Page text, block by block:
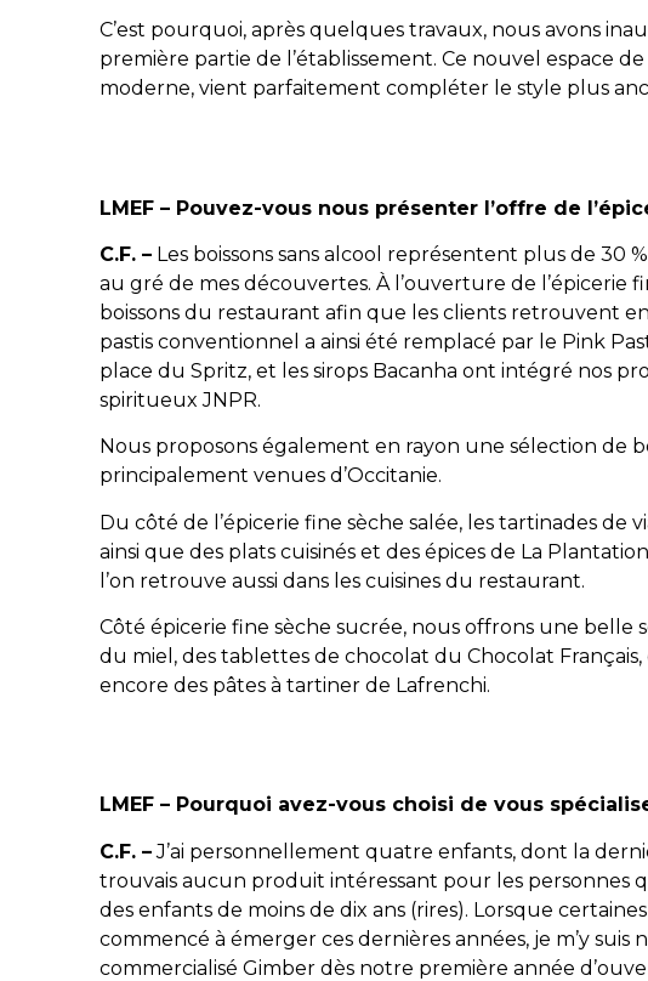
C’est pourquoi, après quelques travaux, nous avons
première partie de l’établissement. Ce nouvel espace
moderne, vient parfaitement compléter le style plus
LMEF – Pouvez-vous nous présenter l’offre de
C.F. – Les boissons sans alcool représentent plus de 30
au gré de mes découvertes. À l’ouverture de l’épicerie
boissons du restaurant afin que les clients retrouvent
pastis conventionnel a ainsi été remplacé par le Pink
place du Spritz, et les sirops Bacanha ont intégré nos
spiritueux JNPR.
Nous proposons également en rayon une sélection de
principalement venues d’Occitanie.
Du côté de l’épicerie fine sèche salée, les tartinades de
ainsi que des plats cuisinés et des épices de La
l’on retrouve aussi dans les cuisines du restaurant.
Côté épicerie fine sèche sucrée, nous offrons une
du miel, des tablettes de chocolat du Chocolat
encore des pâtes à tartiner de Lafrenchi.
LMEF – Pourquoi avez-vous choisi de vous
C.F. –J’ai personnellement quatre enfants, dont la
trouvais aucun produit intéressant pour les personnes
des enfants de moins de dix ans (rires). Lorsque
commencé à émerger ces dernières années, je m’y
commercialisé Gimber dès notre première année